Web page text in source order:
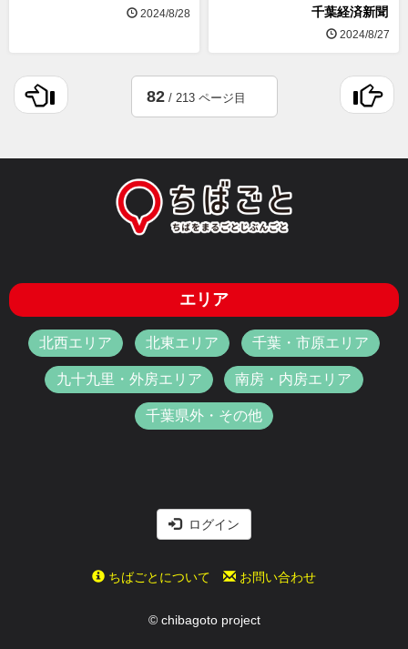
2024/8/28 千葉経済新聞
2024/8/27
82/ 213 ページ目
エリア
北西エリア 北東エリア 千葉・市原エリア
九十九里・外房エリア 南房・内房エリア
千葉県外・その他
ログイン
ちばごとについて お問い合わせ
© chibagoto project